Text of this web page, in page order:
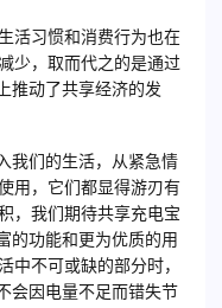
活习惯和消费行为也在
少，取而代之的是通过
推动了共享经济的发
我们的生活，从紧急情
用，它们都显得游刃有
，我们期待共享充电宝
的功能和更为优质的用
中不可或缺的部分时，
会因电量不足而错失节